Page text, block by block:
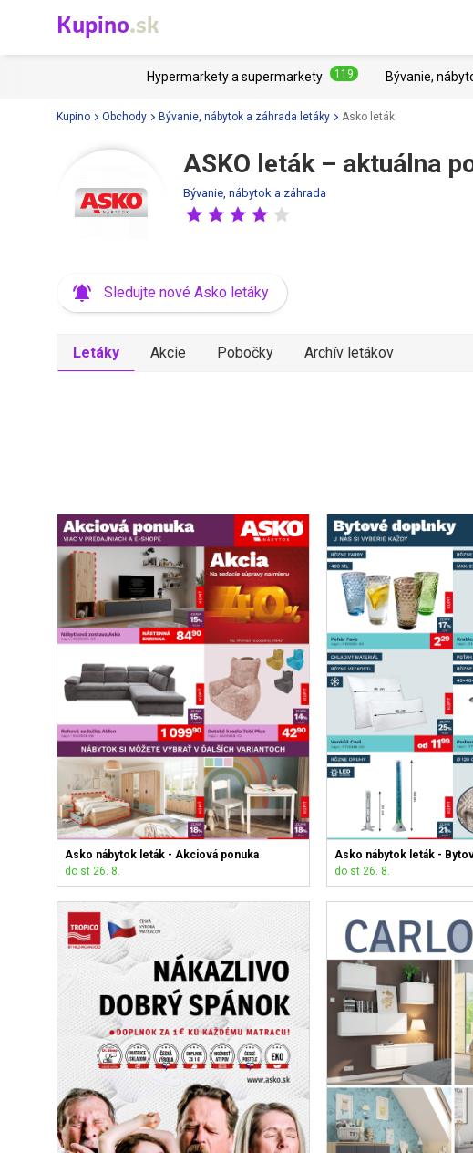
Kupino.sk
Hypermarkety a supermarkety 119 Bývanie,
Kupino Obchody Bývanie, nábytok a záhrada letáky Asko leták
ASKO leták – aktuálna
Bývanie, nábytok a záhrada
Sledujte nové Asko letáky
Letáky Akcie Pobočky Archív letákov
Asko nábytok leták - Akciová ponuka
do st 26. 8.
Asko nábytok leták -
do st 26. 8.